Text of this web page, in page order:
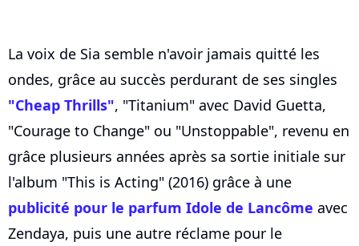
La voix de Sia semble n'avoir jamais quitté les
ondes, grâce au succès perdurant de ses singles
"Cheap Thrills", "Titanium" avec David Guetta,
"Courage to Change" ou "Unstoppable", revenu en
grâce plusieurs années après sa sortie initiale sur
l'album "This is Acting" (2016) grâce à une
publicité pour le parfum Idole de Lancôme avec
Zendaya, puis une autre réclame pour le